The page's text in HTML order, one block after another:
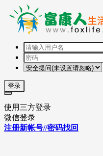
登录
使用三方登录
微信登录
注册新帐号//密码找回